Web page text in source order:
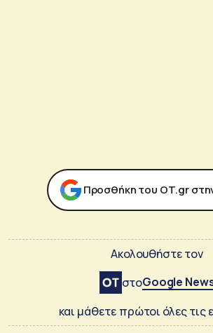
Προσθήκη του ΟΤ.gr
Ακολουθήστε τον
στοGoogle
και μάθετε πρώτοι όλες τις